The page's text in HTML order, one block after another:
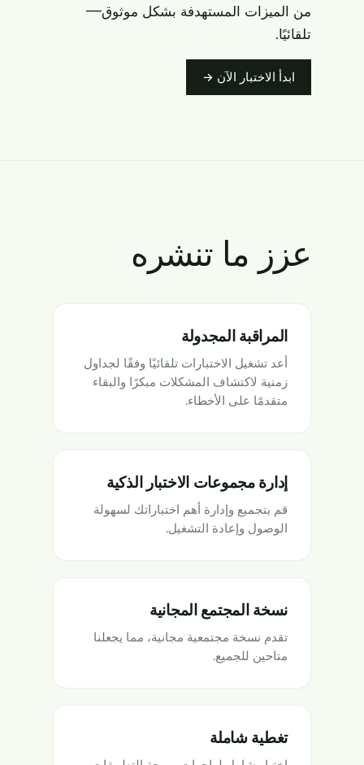
من الميزات المستهدفة بشكل موثوق—
تلقائيًا.
ابدأ الاختبار الآن →
عزز ما تنشره
المراقبة المجدولة
أعد تشغيل الاختبارات تلقائيًا وفقًا لجداول
زمنية لاكتشاف المشكلات مبكرًا والبقاء
متقدمًا على الأخطاء.
إدارة مجموعات الاختبار الذكية
قم بتجميع وإدارة أهم اختباراتك لسهولة
الوصول وإعادة التشغيل.
نسخة المجتمع المجانية
تقدم نسخة مجتمعية مجانية، مما يجعلنا
متاحين للجميع.
تغطية شاملة